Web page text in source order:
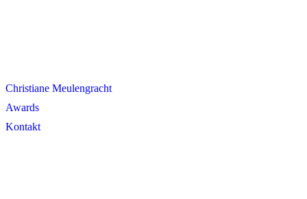
Christiane Meulengracht
Awards
Kontakt